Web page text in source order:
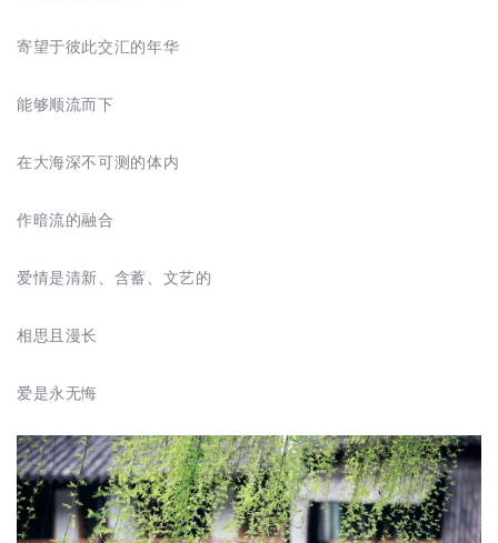
寄望于彼此交汇的年华
能够顺流而下
在大海深不可测的体内
作暗流的融合
爱情是清新、含蓄、文艺的
相思且漫长
爱是永无悔